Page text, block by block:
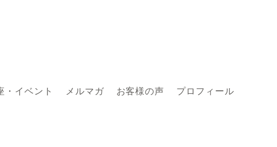
・イベント メルマガ お客様の声 プロフィール